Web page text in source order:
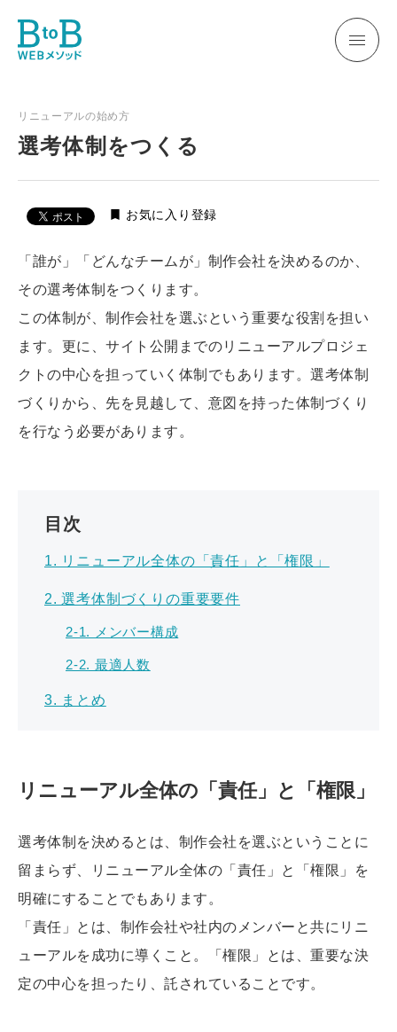
リニューアルの始め方
選考体制をつくる
お気に入り登録
「誰が」「どんなチームが」制作会社を決めるのか、
その選考体制をつくります。
この体制が、制作会社を選ぶという重要な役割を担い
ます。更に、サイト公開までのリニューアルプロジェ
クトの中心を担っていく体制でもあります。選考体制
づくりから、先を見越して、意図を持った体制づくり
を行なう必要があります。
目次
1. リニューアル全体の「責任」と「権限」
2. 選考体制づくりの重要要件
2-1. メンバー構成
2-2. 最適人数
3. まとめ
リニューアル全体の「責任」と「権限」
選考体制を決めるとは、制作会社を選ぶということに
留まらず、リニューアル全体の「責任」と「権限」を
明確にすることでもあります。
「責任」とは、制作会社や社内のメンバーと共にリニ
ューアルを成功に導くこと。「権限」とは、重要な決
定の中心を担ったり、託されていることです。